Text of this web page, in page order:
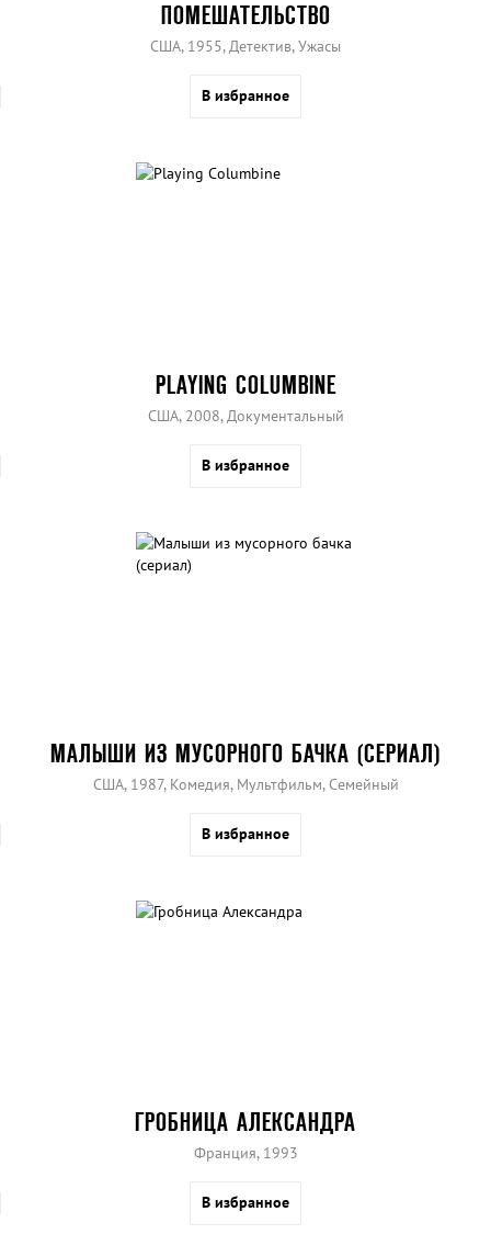
ПОМЕШАТЕЛЬСТВО
США, 1955, Детектив, Ужасы
В избранное
PLAYING COLUMBINE
США, 2008, Документальный
В избранное
МАЛЫШИ ИЗ МУСОРНОГО БАЧКА (СЕРИАЛ)
США, 1987, Комедия, Мультфильм, Семейный
В избранное
ГРОБНИЦА АЛЕКСАНДРА
Франция, 1993
В избранное